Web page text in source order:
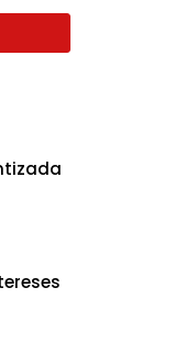
y materiales
insuperable.
absoluta,
firme o con
preferencias y